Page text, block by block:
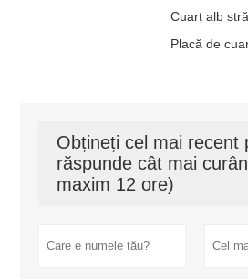
Cuarț alb
Placă de
Obțineți cel mai recent
răspunde cât mai
maxim 12 ore)